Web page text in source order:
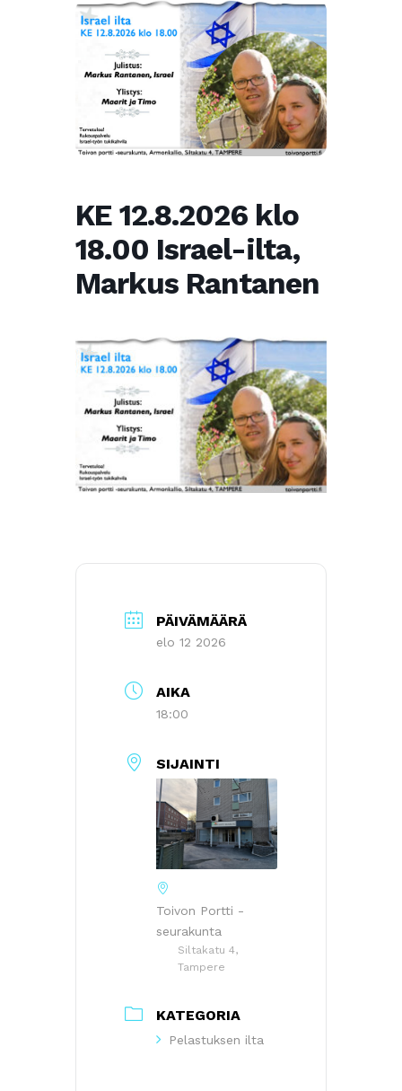
KE 12.8.2026 klo
18.00 Israel-ilta,
Markus Rantanen
PÄIVÄMÄÄRÄ
elo 12 2026
AIKA
18:00
SIJAINTI
Toivon Portti -
seurakunta
Siltakatu 4,
Tampere
KATEGORIA
Pelastuksen ilta